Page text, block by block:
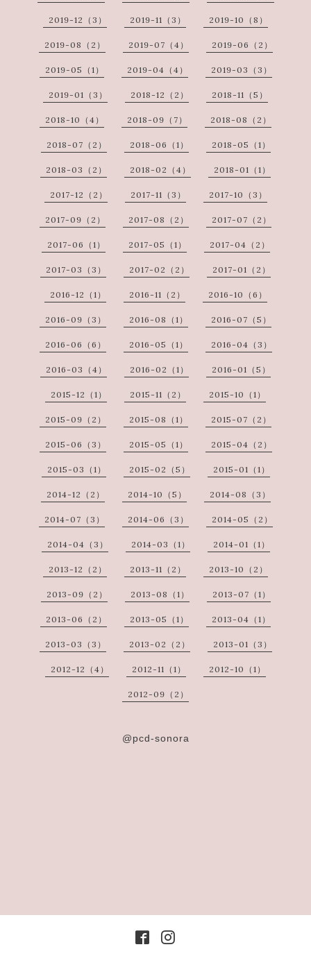
2019-12（3） 2019-11（3） 2019-10（8）
2019-08（2） 2019-07（4） 2019-06（2）
2019-05（1） 2019-04（4） 2019-03（3）
2019-01（3） 2018-12（2） 2018-11（5）
2018-10（4） 2018-09（7） 2018-08（2）
2018-07（2） 2018-06（1） 2018-05（1）
2018-03（2） 2018-02（4） 2018-01（1）
2017-12（2） 2017-11（3） 2017-10（3）
2017-09（2） 2017-08（2） 2017-07（2）
2017-06（1） 2017-05（1） 2017-04（2）
2017-03（3） 2017-02（2） 2017-01（2）
2016-12（1） 2016-11（2） 2016-10（6）
2016-09（3） 2016-08（1） 2016-07（5）
2016-06（6） 2016-05（1） 2016-04（3）
2016-03（4） 2016-02（1） 2016-01（5）
2015-12（1） 2015-11（2） 2015-10（1）
2015-09（2） 2015-08（1） 2015-07（2）
2015-06（3） 2015-05（1） 2015-04（2）
2015-03（1） 2015-02（5） 2015-01（1）
2014-12（2） 2014-10（5） 2014-08（3）
2014-07（3） 2014-06（3） 2014-05（2）
2014-04（3） 2014-03（1） 2014-01（1）
2013-12（2） 2013-11（2） 2013-10（2）
2013-09（2） 2013-08（1） 2013-07（1）
2013-06（2） 2013-05（1） 2013-04（1）
2013-03（3） 2013-02（2） 2013-01（3）
2012-12（4） 2012-11（1） 2012-10（1）
2012-09（2）
@pcd-sonora